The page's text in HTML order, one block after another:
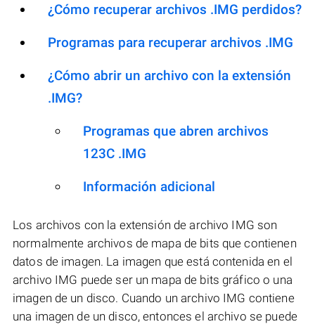
¿Cómo recuperar archivos .IMG perdidos?
Programas para recuperar archivos .IMG
¿Cómo abrir un archivo con la extensión
.IMG?
Programas que abren archivos
123C .IMG
Información adicional
Los archivos con la extensión de archivo IMG son
normalmente archivos de mapa de bits que contienen
datos de imagen. La imagen que está contenida en el
archivo IMG puede ser un mapa de bits gráfico o una
imagen de un disco. Cuando un archivo IMG contiene
una imagen de un disco, entonces el archivo se puede